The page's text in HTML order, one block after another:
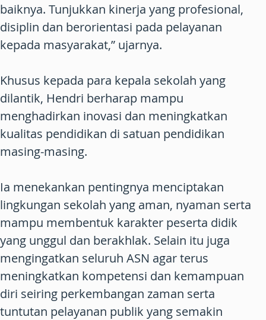
baiknya. Tunjukkan kinerja yang profesional,
disiplin dan berorientasi pada pelayanan
kepada masyarakat,” ujarnya.
Khusus kepada para kepala sekolah yang
dilantik, Hendri berharap mampu
menghadirkan inovasi dan meningkatkan
kualitas pendidikan di satuan pendidikan
masing-masing.
Ia menekankan pentingnya menciptakan
lingkungan sekolah yang aman, nyaman serta
mampu membentuk karakter peserta didik
yang unggul dan berakhlak. Selain itu juga
mengingatkan seluruh ASN agar terus
meningkatkan kompetensi dan kemampuan
diri seiring perkembangan zaman serta
tuntutan pelayanan publik yang semakin